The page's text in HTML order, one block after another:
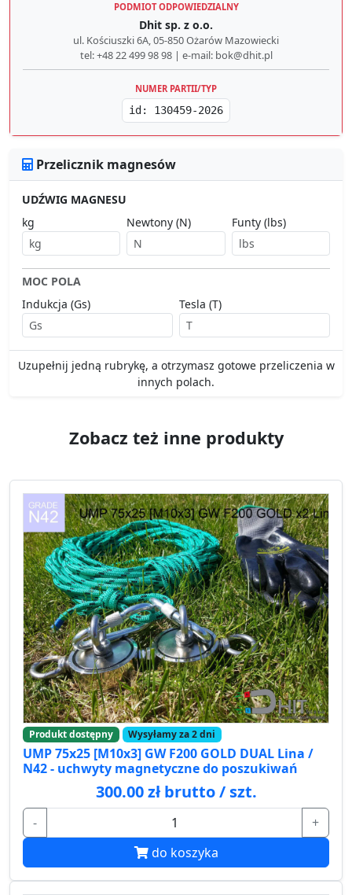
PODMIOT ODPOWIEDZIALNY
Dhit sp. z o.o.
ul. Kościuszki 6A, 05-850 Ożarów Mazowiecki
tel: +48 22 499 98 98 | e-mail: bok@dhit.pl
NUMER PARTII/TYP
id: 130459-2026
Przelicznik magnesów
UDŹWIG MAGNESU
kg
Newtony (N) Funty (lbs)
MOC POLA
Indukcja (Gs)
Tesla (T)
Uzupełnij jedną rubrykę, a otrzymasz gotowe przeliczenia w
innych polach.
Zobacz też inne produkty
Produkt dostępny Wysyłamy za 2 dni
UMP 75x25 [M10x3] GW F200 GOLD DUAL Lina /
N42 - uchwyty magnetyczne do poszukiwań
300.00 zł brutto / szt.
-
+
do koszyka